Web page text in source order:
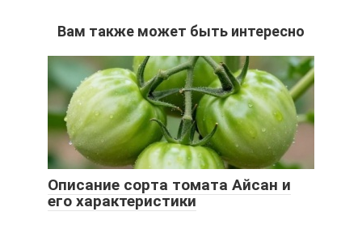
Вам также может быть интересно
Описание сорта томата Айсан и
его характеристики